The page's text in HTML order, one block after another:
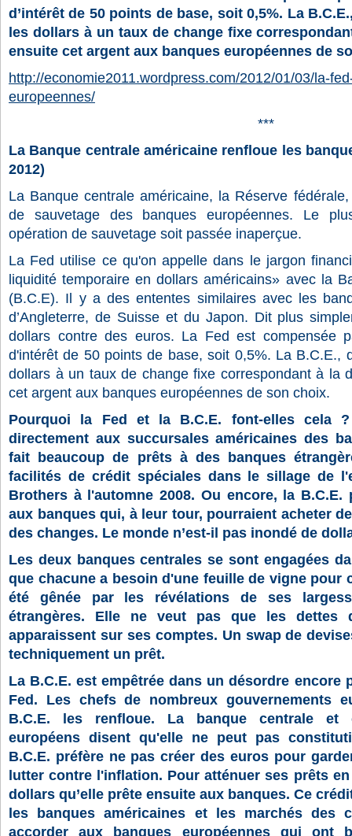
d’intérêt de 50 points de base, soit 0,5%. La
les dollars à un taux de change fixe
ensuite cet argent aux banques européennes de
http://economie2011.wordpress.com/2012/01/03/la-
europeennes/
***
La Banque centrale américaine renfloue les
2012)
La Banque centrale américaine, la Réserve
de sauvetage des banques européennes. Le
opération de sauvetage soit passée inaperçue.
La Fed utilise ce qu'on appelle dans le jargon
liquidité temporaire en dollars américains» avec la
(B.C.E). Il y a des ententes similaires avec les
d’Angleterre, de Suisse et du Japon. Dit plus
dollars contre des euros. La Fed est compensée
d'intérêt de 50 points de base, soit 0,5%. La B.C.E.,
dollars à un taux de change fixe correspondant à la
cet argent aux banques européennes de son choix.
Pourquoi la Fed et la B.C.E. font-elles cela
directement aux succursales américaines des
fait beaucoup de prêts à des banques
facilités de crédit spéciales dans le sillage de
Brothers à l'automne 2008. Ou encore, la
aux banques qui, à leur tour, pourraient acheter
des changes. Le monde n’est-il pas inondé de
Les deux banques centrales se sont engagées
que chacune a besoin d'une feuille de vigne pour
été gênée par les révélations de ses
étrangères. Elle ne veut pas que les dettes
apparaissent sur ses comptes. Un swap de
techniquement un prêt.
La B.C.E. est empêtrée dans un désordre encore
Fed. Les chefs de nombreux gouvernements
B.C.E. les renfloue. La banque centrale et
européens disent qu'elle ne peut pas
B.C.E. préfère ne pas créer des euros pour
lutter contre l'inflation. Pour atténuer ses prêts
dollars qu’elle prête ensuite aux banques. Ce
les banques américaines et les marchés des
accorder aux banques européennes qui ont